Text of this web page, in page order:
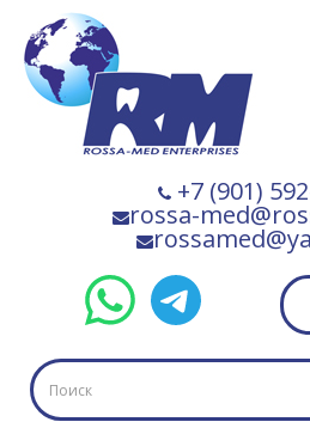
+7 (901)
rossa-